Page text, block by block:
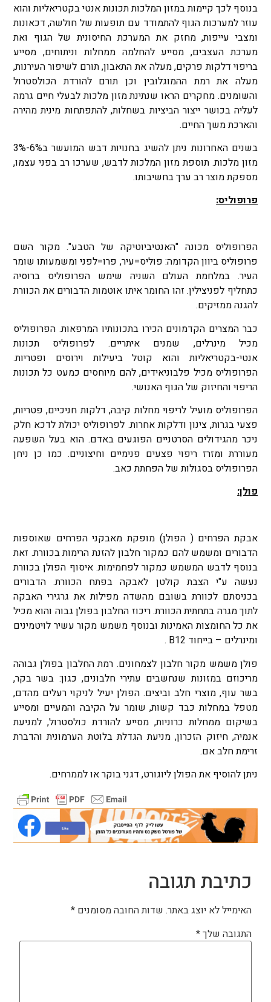
בנוסף לכך קיימות במזון המלכות תכונות אנטי בקטריאליות והוא
עוזר למערכות הגוף להתמודד עם תופעות של חולשה, דכאונות
ומצבי עייפות, מחזק את המערכת החיסונית של הגוף ואת
מערכת העצבים, מסייע להחלמה ממחלות וניתוחים, מסייע
בריפוי דלקות פרקים, מעלה את התאבון, תורם לשיפור העירנות,
מעלה את רמת ההמוגלובין וכן תורם להורדת הכולסטרול
והשומנים. מחקרים הראו שנתינת מזון מלכות לבעלי חיים גרמה
לעליה בכושר ייצור הביציות בשחלות, להתפתחות מינית מהירה
והארכת משך החיים.
בשנים האחרונות ניתן להשיג בחנויות דבש המועשר ב6%-3%
מזון מלכות. תוספת מזון המלכות לדבש, שערכו רב בפני עצמו,
מספקת מוצר רב ערך בחשיבותו.
פרופוליס:
הפרופוליס מכונה "האנטיביוטיקה של הטבע". מקור השם
פרופוליס ביוון הקדומה: פוליס=עיר, פרו=לפני ומשמעותו שומר
העיר. במלחמת העולם השניה שימש הפרופוליס ברוסיה
כתחליף לפניצילין. זהו החומר איתו אוטמות הדבורים את הכוורת
להגנה ממזיקים.
כבר המצרים הקדמונים הכירו בתכונותיו המרפאות. הפרופוליס
מכיל מינרלים, שמנים איתריים. לפרופוליס תכונות
אנטי-בקטריאליות והוא קוטל ביעילות וירוסים ופטריות.
הפרופוליס מכיל פלבוניאידים, להם מיוחסים כמעט כל תכונות
הריפוי והחיזוק של הגוף האנושי.
הפרופוליס מועיל לריפוי מחלות קיבה, דלקות חניכיים, פטריות,
פצעי בגרות, צינון ודלקות אחרות. לפרופוליס יכולת לדכא חלק
ניכר מהגידולים הסרטניים הפוגעים באדם. הוא בעל השפעה
מעוררת ומזרז ריפוי פצעים פנימיים וחיצוניים. כמו כן ניחן
הפרופוליס בסגולות של הפחתת כאב.
פולן:
אבקת הפרחים ( הפולן) מופקת מאבקני הפרחים שאוספות
הדבורים ומשמש להם כמקור חלבון להזנת הרימות בכוורת. זאת
בנוסף לדבש המשמש כמקור לפחמימות. איסוף הפולן בכוורת
נעשה ע"י הצבת קולטן לאבקה בפתח הכוורת. הדבורים
בכניסתם לכוורת בשובם מהשדה מפילות את גרגירי האבקה
לתוך מגרה בתחתית הכוורת. ריכוז החלבון בפולן גבוה והוא מכיל
את כל החומצות האמינות ובנוסף משמש מקור עשיר לויטמינים
ומינרלים – בייחוד B12 .
פולן משמש מקור חלבון לצמחונים. רמת החלבון בפולן גבוהה
מריכוזם במזונות שנחשבים עתירי חלבונים, כגון: בשר בקר,
בשר עוף, מוצרי חלב וביצים. הפולן יעיל לניקוי רעלים מהדם,
מטפל במחלות כבד קשות, שומר על הקיבה והמעיים ומסייע
בשיקום ממחלות כרוניות, מסייע להורדת כולסטרול, למניעת
אנמיה, חיזוק הזכרון, מניעת הגדלת בלוטת הערמונית והדברת
זרימת חלב אם.
ניתן להוסיף את הפולן ליוגורט, דגני בוקר או לממרחים.
כתיבת תגובה
האימייל לא יוצג באתר. שדות החובה מסומנים *
התגובה שלך*